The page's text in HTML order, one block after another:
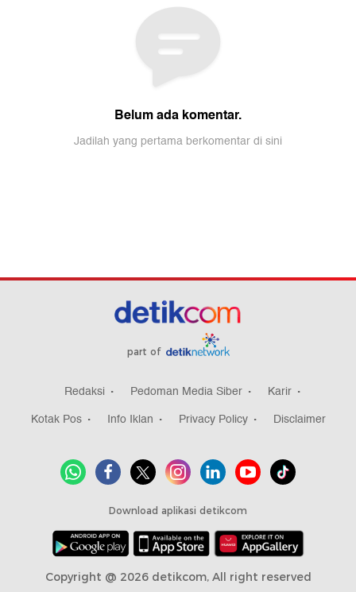
part of
Redaksi Pedoman Media Siber
Karir
Kotak Pos
Info Iklan Privacy Policy Disclaimer
Download aplikasi detikcom
Copyright @ 2026 detikcom, All right reserved